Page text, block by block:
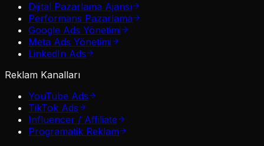
Dijital Pazarlama Ajansı
Performans Pazarlama
Google Ads Yönetimi
Meta Ads Yönetimi
LinkedIn Ads
Reklam Kanalları
YouTube Ads
TikTok Ads
Influencer / Affiliate
Programatik Reklam